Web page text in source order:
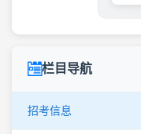
栏目导航
招考信息